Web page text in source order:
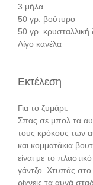
3 μήλα
50 γρ. βούτυρο
50 γρ. κρυσταλλική
Λίγο κανέλα
Εκτέλεση
Για το ζυμάρι:
Σπας σε μπολ τα
τους κρόκους των
και κομματάκια
είναι με το
γάντζο. Χτυπάς στο
ρίχνεις τα αυγά